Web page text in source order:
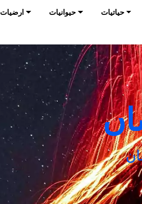
ارضیات حیوانیات حیاتیات